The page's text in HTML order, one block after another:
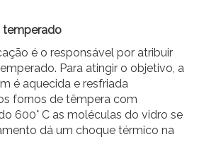
temperado
é o responsável por atribuir
Para atingir o objetivo, a
é aquecida e resfriada
fornos de têmpera com
600° C as moléculas do vidro se
dá um choque térmico na